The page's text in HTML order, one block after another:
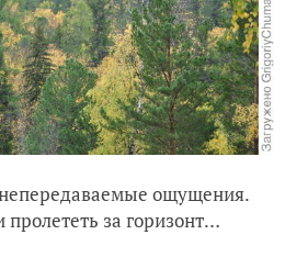
ощущения.
пролететь за горизонт…